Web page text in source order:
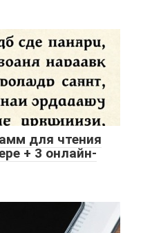
для чтения
+ 3 онлайн-